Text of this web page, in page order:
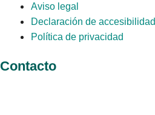
Aviso legal
Declaración de accesibilidad
Política de privacidad
Contacto